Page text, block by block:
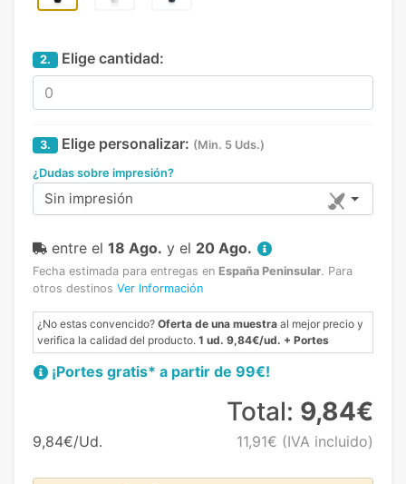
2. Elige cantidad:
3. Elige personalizar: (Min. 5 Uds.)
¿Dudas sobre impresión?
Sin impresión
entre el 18 Ago. y el 20 Ago.
Fecha estimada para entregas en España Peninsular. Para
otros destinos Ver Información
¿No estas convencido? Oferta de una muestra al mejor precio y
verifica la calidad del producto. 1 ud. 9,84€/ud. + Portes
¡Portes gratis* a partir de 99€!
9,84€/Ud.
Total: 9,84€
11,91€ (IVA incluido)